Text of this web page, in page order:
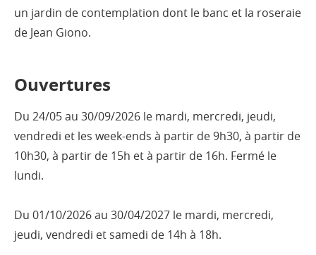
un jardin de contemplation dont le banc et la roseraie
de Jean Giono.
Ouvertures
Du 24/05 au 30/09/2026 le mardi, mercredi, jeudi,
vendredi et les week-ends à partir de 9h30, à partir de
10h30, à partir de 15h et à partir de 16h. Fermé le
lundi.
Du 01/10/2026 au 30/04/2027 le mardi, mercredi,
jeudi, vendredi et samedi de 14h à 18h.